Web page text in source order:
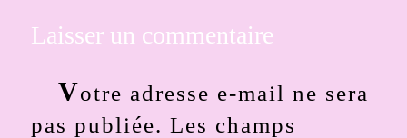
Laisser un commentaire
Votre adresse e-mail ne sera
pas publiée. Les champs